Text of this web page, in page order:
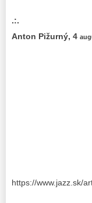
.:.
Anton Pižurný, 4
https://www.jazz.sk/